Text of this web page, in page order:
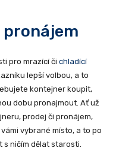
pronájem
pro mrazící či chladící
lepší volbou, a to
kontejner koupit,
dobu pronajmout. Ať už
prodej či pronájem,
vybrané místo, a to po
ničím dělat starosti.